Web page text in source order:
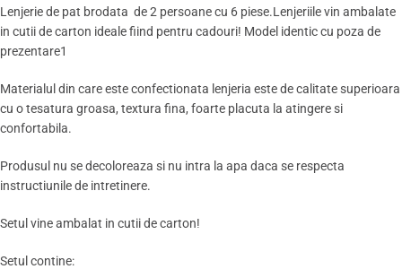
Lenjerie de pat brodata de 2 persoane cu 6 piese.Lenjeriile vin ambalate
in cutii de carton ideale fiind pentru cadouri! Model identic cu poza de
prezentare1
Materialul din care este confectionata lenjeria este de calitate superioara
cu o tesatura groasa, textura fina, foarte placuta la atingere si
confortabila.
Produsul nu se decoloreaza si nu intra la apa daca se respecta
instructiunile de intretinere.
Setul vine ambalat in cutii de carton!
Setul contine: